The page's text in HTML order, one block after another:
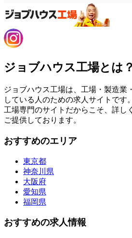
ジョブハウス工場とは？
ジョブハウス工場は、工場・製造業
している人のための求人サイトです。
工場専門のサイトだからこそ、詳し
ご提供しております。
おすすめのエリア
東京都
神奈川県
大阪府
愛知県
福岡県
おすすめの求人情報